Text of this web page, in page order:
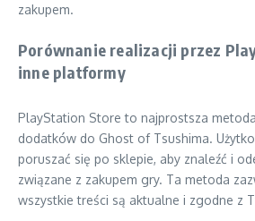
zakupem.
Porównanie realizacji przez
inne platformy
PlayStation Store to najprostsza
dodatków do Ghost of Tsushima.
poruszać się po sklepie, aby znaleźć i
związane z zakupem gry. Ta metoda
wszystkie treści są aktualne i zgodne z